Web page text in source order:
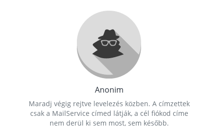
Anonim
Maradj végig rejtve levelezés közben. A címzettek
csak a MailService címed látják, a cél fiókod címe
nem derül ki sem most, sem később.